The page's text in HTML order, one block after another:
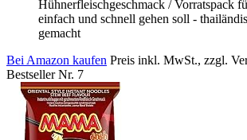
Hühnerfleischgeschmack / Vorratspack
einfach und schnell gehen soll -
gemacht
Bei Amazon kaufen Preis inkl. MwSt., zzgl.
Bestseller Nr. 7